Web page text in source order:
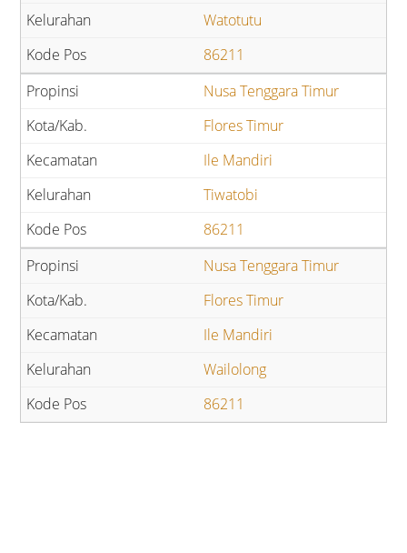
Watotutu
86211
Nusa Tenggara Timur
Flores Timur
Ile Mandiri
Tiwatobi
86211
Nusa Tenggara Timur
Flores Timur
Ile Mandiri
Wailolong
86211